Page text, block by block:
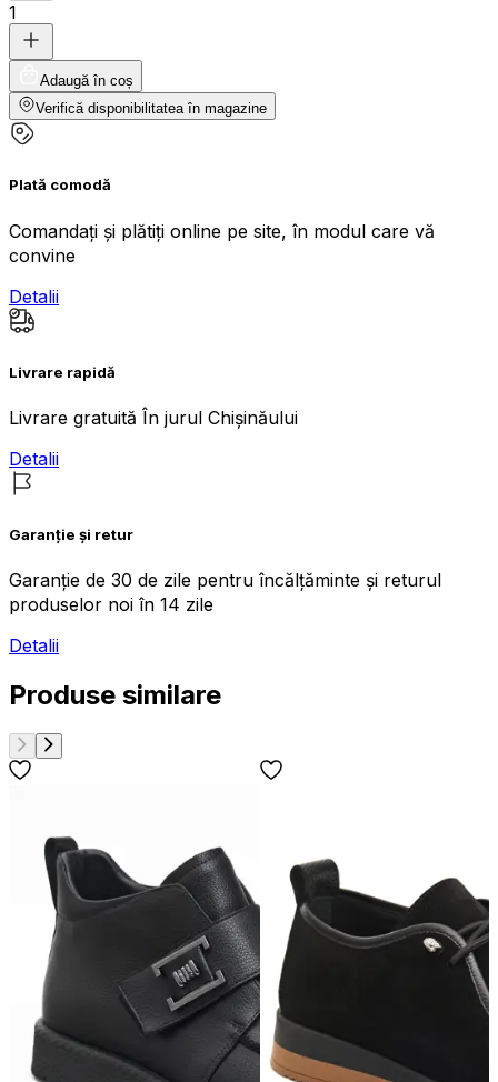
1
Adaugă în coș
Verifică disponibilitatea în magazine
Plată comodă
Comandați și plătiți online pe site, în modul care vă
convine
Detalii
Livrare rapidă
Livrare gratuită În jurul Chișinăului
Detalii
Garanție și retur
Garanție de 30 de zile pentru încălțăminte și returul
produselor noi în 14 zile
Detalii
Produse similare